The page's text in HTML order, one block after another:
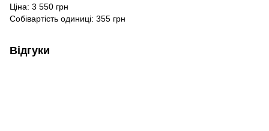
Ціна: 3 550 грн
Собівартість одиниці: 355 грн
Відгуки